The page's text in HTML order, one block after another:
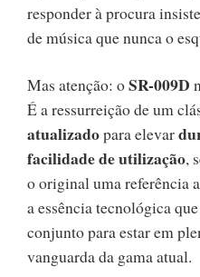
responder à procura
de música que nunca o
Mas atenção: oSR-009D
É a ressurreição de um
atualizadopara elevar
facilidade de utilização,
o original uma referência
a essência tecnológica
conjunto para estar em
vanguarda da gama atual.